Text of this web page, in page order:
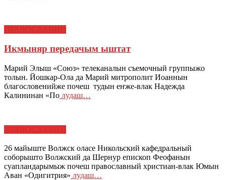
Икмыняр передачым ыштат
Марий Элыш «Союз» телеканалын съемочный группыжо
толын. Йошкар-Ола да Марий митрополит Иоаннын
благословенийже почеш тудын еҥже-влак Надежда
Калининан «По лудаш…
26 майыште Волжск оласе Никольский кафедральный
соборышто Волжский да Шернур епископ Феофанын
суапландарымыж почеш православный христиан-влак Юмын
Аван «Одигитрия» лудаш…